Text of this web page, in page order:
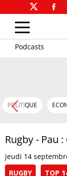
Podcasts
POLITIQUE
Rugby - Pau
jeudi 14
RUGBY
TOP